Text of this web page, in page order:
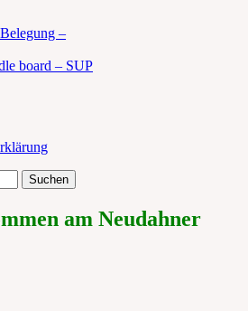
–
board – SUP
am Neudahner